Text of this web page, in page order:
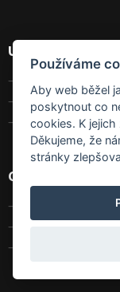
Useful
GDPR
Size charts
Contact
Používáme
Aby web běžel
poskytnout co
cookies. K
Děkujeme, že
stránky